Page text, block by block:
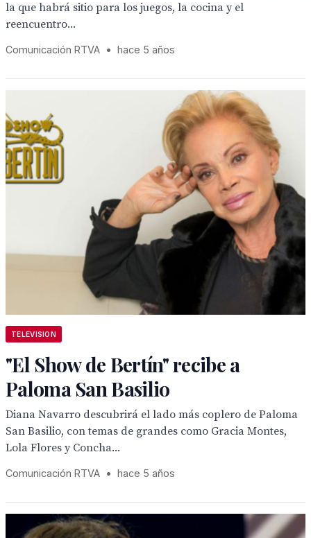
la que habrá sitio para los juegos, la cocina y el
reencuentro...
Comunicación RTVA • hace 5 años
TELEVISION
"El Show de Bertín" recibe a
Paloma San Basilio
Diana Navarro descubrirá el lado más coplero de Paloma
San Basilio, con temas de grandes como Gracia Montes,
Lola Flores y Concha...
Comunicación RTVA • hace 5 años